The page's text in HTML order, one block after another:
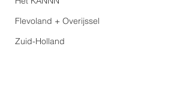
Flevoland + Overijssel
Zuid-Holland